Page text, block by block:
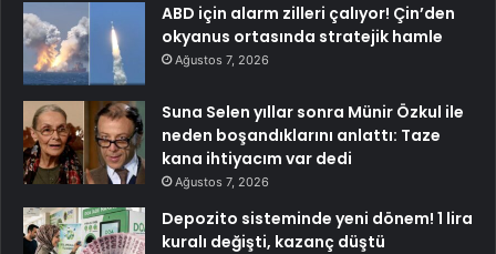
ABD için alarm zilleri çalıyor! Çin’den
okyanus ortasında stratejik hamle
Ağustos 7, 2026
Suna Selen yıllar sonra Münir Özkul ile
neden boşandıklarını anlattı: Taze
kana ihtiyacım var dedi
Ağustos 7, 2026
Depozito sisteminde yeni dönem! 1 lira
kuralı değişti, kazanç düştü